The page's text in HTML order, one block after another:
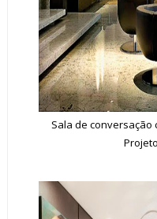
Sala de conversação